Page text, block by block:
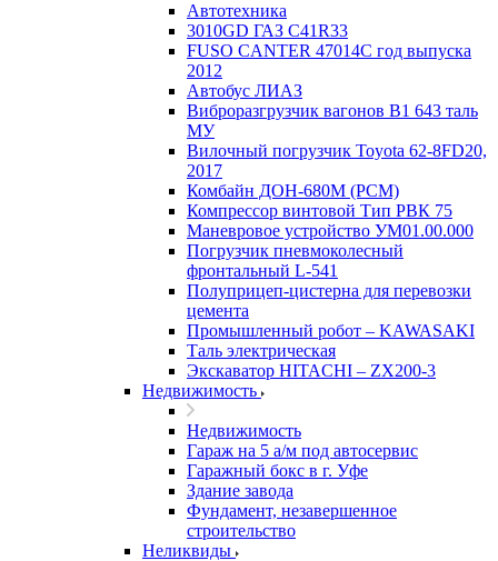
Автотехника
3010GD ГАЗ С41R33
FUSO CANTER 47014C год выпуска
2012
Автобус ЛИАЗ
Виброразгрузчик вагонов В1 643 таль
МУ
Вилочный погрузчик Toyota 62-8FD20,
2017
Комбайн ДОН-680М (РСМ)
Компрессор винтовой Тип РВК 75
Маневровое устройство УМ01.00.000
Погрузчик пневмоколесный
фронтальный L-541
Полуприцеп-цистерна для перевозки
цемента
Промышленный робот – KAWASAKI
Таль электрическая
Экскаватор HITACHI – ZX200-3
Недвижимость
Недвижимость
Гараж на 5 а/м под автосервис
Гаражный бокс в г. Уфе
Здание завода
Фундамент, незавершенное
строительство
Неликвиды